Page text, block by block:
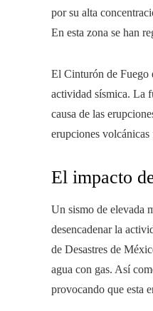
por su alta
En esta zona se han
El Cinturón de Fuego
actividad sísmica. La
causa de las
erupciones volcánicas
El impacto
Un sismo de elevada
desencadenar la
de Desastres de
agua con gas. Así
provocando que esta